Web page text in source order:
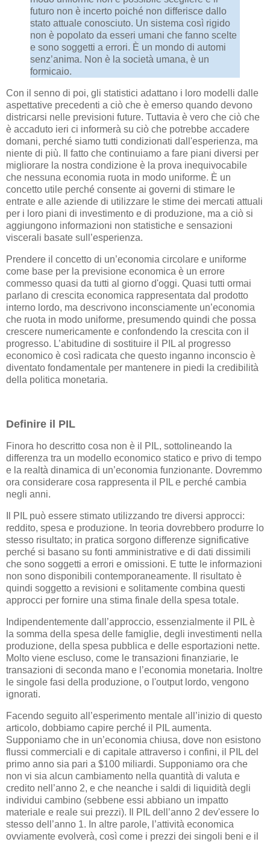
futuro non è incerto poiché non differisce dallo
stato attuale conosciuto. Un sistema così rigido
non è popolato da esseri umani che fanno scelte
e sono soggetti a errori. È un mondo di automi
senz’anima. Non è la società umana, è un
formicaio.
Con il senno di poi, gli statistici adattano i loro modelli dalle
aspettative precedenti a ciò che è emerso quando devono
districarsi nelle previsioni future. Tuttavia è vero che ciò che
è accaduto ieri ci informerà su ciò che potrebbe accadere
domani, perché siamo tutti condizionati dall'esperienza, ma
niente di più. Il fatto che continuiamo a fare piani diversi per
migliorare la nostra condizione è la prova inequivocabile
che nessuna economia ruota in modo uniforme. È un
concetto utile perché consente ai governi di stimare le
entrate e alle aziende di utilizzare le stime dei mercati attuali
per i loro piani di investimento e di produzione, ma a ciò si
aggiungono informazioni non statistiche e sensazioni
viscerali basate sull’esperienza.
Prendere il concetto di un’economia circolare e uniforme
come base per la previsione economica è un errore
commesso quasi da tutti al giorno d'oggi. Quasi tutti ormai
parlano di crescita economica rappresentata dal prodotto
interno lordo, ma descrivono inconsciamente un’economia
che ruota in modo uniforme, presumendo quindi che possa
crescere numericamente e confondendo la crescita con il
progresso. L’abitudine di sostituire il PIL al progresso
economico è così radicata che questo inganno inconscio è
diventato fondamentale per mantenere in piedi la credibilità
della politica monetaria.
Definire il PIL
Finora ho descritto cosa non è il PIL, sottolineando la
differenza tra un modello economico statico e privo di tempo
e la realtà dinamica di un’economia funzionante. Dovremmo
ora considerare cosa rappresenta il PIL e perché cambia
negli anni.
Il PIL può essere stimato utilizzando tre diversi approcci:
reddito, spesa e produzione. In teoria dovrebbero produrre lo
stesso risultato; in pratica sorgono differenze significative
perché si basano su fonti amministrative e di dati dissimili
che sono soggetti a errori e omissioni. E tutte le informazioni
non sono disponibili contemporaneamente. Il risultato è
quindi soggetto a revisioni e solitamente combina questi
approcci per fornire una stima finale della spesa totale.
Indipendentemente dall’approccio, essenzialmente il PIL è
la somma della spesa delle famiglie, degli investimenti nella
produzione, della spesa pubblica e delle esportazioni nette.
Molto viene escluso, come le transazioni finanziarie, le
transazioni di seconda mano e l’economia monetaria. Inoltre
le singole fasi della produzione, o l'output lordo, vengono
ignorati.
Facendo seguito all’esperimento mentale all’inizio di questo
articolo, dobbiamo capire perché il PIL aumenta.
Supponiamo che in un’economia chiusa, dove non esistono
flussi commerciali e di capitale attraverso i confini, il PIL del
primo anno sia pari a $100 miliardi. Supponiamo ora che
non vi sia alcun cambiamento nella quantità di valuta e
credito nell’anno 2, e che neanche i saldi di liquidità degli
individui cambino (sebbene essi abbiano un impatto
materiale e reale sui prezzi). Il PIL dell’anno 2 dev'essere lo
stesso dell’anno 1. In altre parole, l’attività economica
ovviamente evolverà, così come i prezzi dei singoli beni e il